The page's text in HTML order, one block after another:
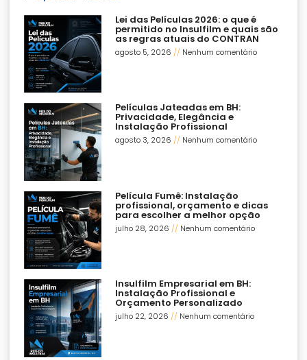
Lei das Películas 2026: o que é
permitido no Insulfilm e quais são
as regras atuais do CONTRAN
agosto 5, 2026 Nenhum comentário
Películas Jateadas em BH:
Privacidade, Elegância e
Instalação Profissional
agosto 3, 2026 Nenhum comentário
Película Fumê: Instalação
profissional, orçamento e dicas
para escolher a melhor opção
julho 28, 2026 Nenhum comentário
Insulfilm Empresarial em BH:
Instalação Profissional e
Orçamento Personalizado
julho 22, 2026 Nenhum comentário